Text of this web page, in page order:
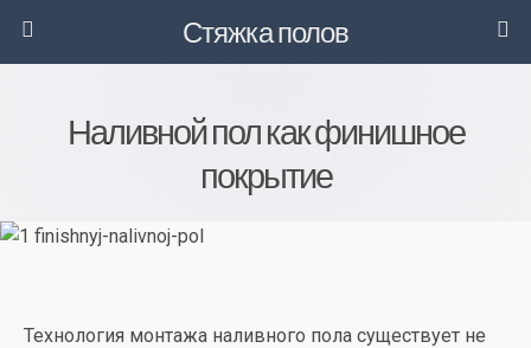
Стяжка полов
Наливной пол как финишное
покрытие
Технология монтажа наливного пола существует не